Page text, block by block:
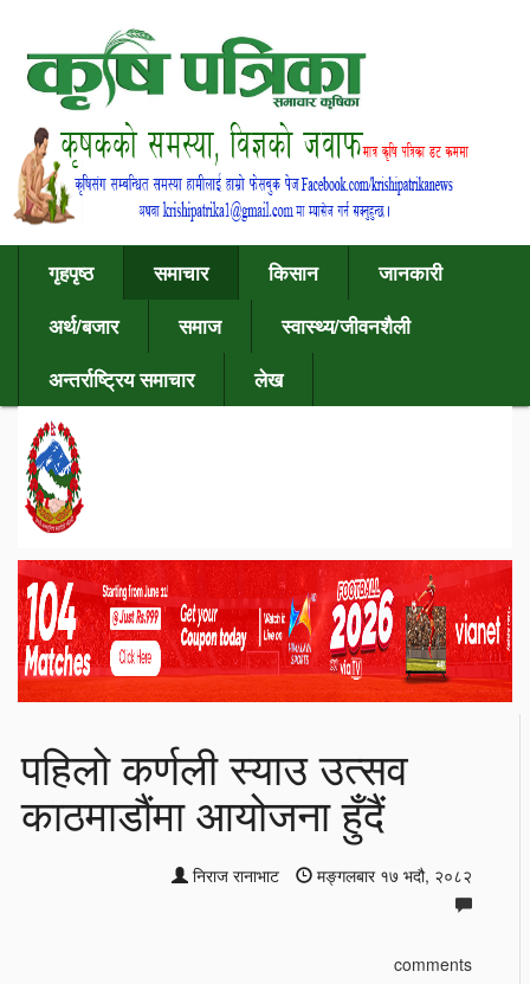
गृहपृष्ठ समाचार किसान
जानकारी
अर्थ/बजार
समाज
स्वास्थ्य/जीवनशैली
अन्तर्राष्ट्रिय समाचार
लेख
पहिलो कर्णली स्याउ उत्सव
काठमाडौंमा आयोजना हुँदैं
निराज रानाभाट मङ्गलबार १७ भदौ, २०८२
comments